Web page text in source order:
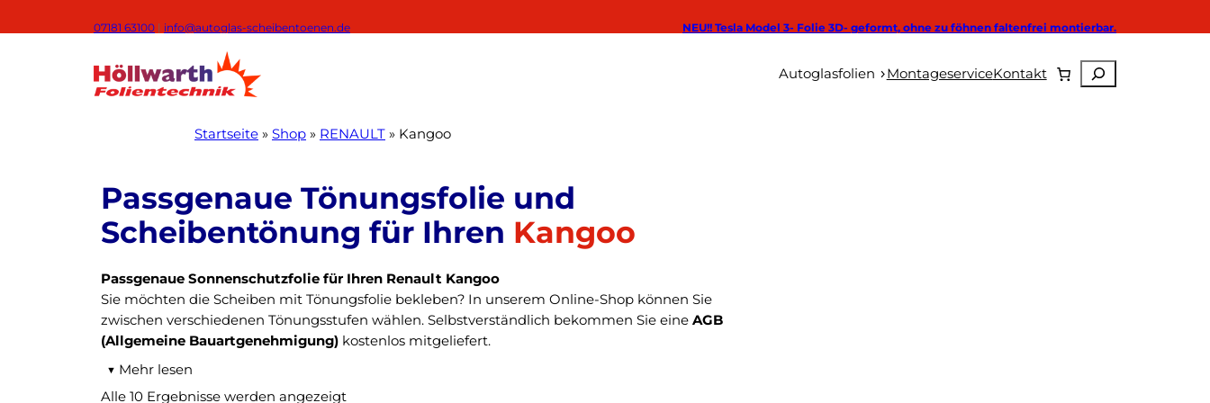
Inhalt
07181 63100 | info@autoglas-scheibentoenen.de NEU!! Tesla Model 3- Folie 3D- geformt, ohne zu föhnen faltenfrei montierbar.
Autoglasfolien Autoglasfolien
MontageserviceKontakt Suchen
Startseite » Shop » RENAULT » Kangoo
Kangoo
Passgenaue Sonnenschutzfolie für Ihren Renault Kangoo
Sie möchten die Scheiben mit Tönungsfolie bekleben? In unserem Online-Shop können Sie
zwischen verschiedenen Tönungsstufen wählen. Selbstverständlich bekommen Sie eine AGB
(Allgemeine Bauartgenehmigung) kostenlos mitgeliefert.
▼ Mehr lesen
Alle 10 Ergebnisse werden angezeigt